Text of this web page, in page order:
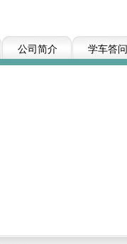
公司简介 学车答问